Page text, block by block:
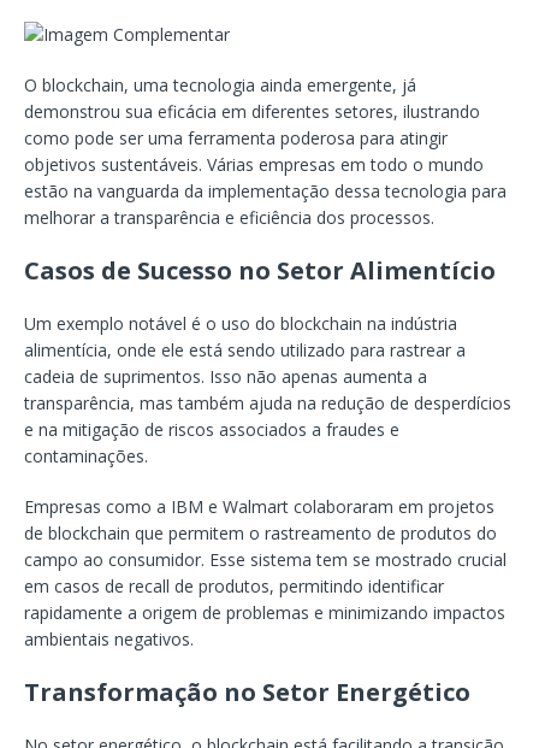
O blockchain, uma tecnologia ainda emergente, já
demonstrou sua eficácia em diferentes setores, ilustrando
como pode ser uma ferramenta poderosa para atingir
objetivos sustentáveis. Várias empresas em todo o mundo
estão na vanguarda da implementação dessa tecnologia para
melhorar a transparência e eficiência dos processos.
Casos de Sucesso no Setor Alimentício
Um exemplo notável é o uso do blockchain na indústria
alimentícia, onde ele está sendo utilizado para rastrear a
cadeia de suprimentos. Isso não apenas aumenta a
transparência, mas também ajuda na redução de desperdícios
e na mitigação de riscos associados a fraudes e
contaminações.
Empresas como a IBM e Walmart colaboraram em projetos
de blockchain que permitem o rastreamento de produtos do
campo ao consumidor. Esse sistema tem se mostrado crucial
em casos de recall de produtos, permitindo identificar
rapidamente a origem de problemas e minimizando impactos
ambientais negativos.
Transformação no Setor Energético